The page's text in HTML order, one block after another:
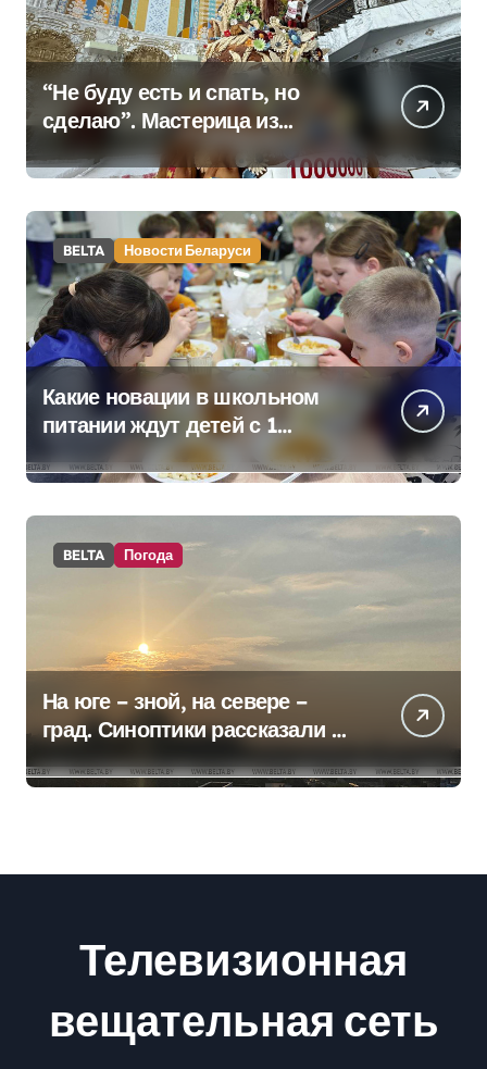
“Не буду есть и спать, но
сделаю”. Мастерица из
Молодечно о 50-
килограммовом каравае для
Дворца Независимости
BELTA Новости Беларуси
Какие новации в школьном
питании ждут детей с 1
сентября, рассказали в
правительстве
BELTA Погода
На юге – зной, на севере –
град. Синоптики рассказали о
погоде на сегодня
Телевизионная
вещательная сеть